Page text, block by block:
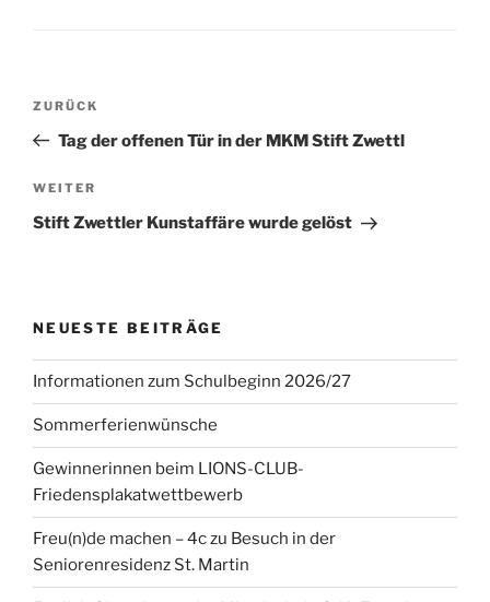
Beitragsnavigation
Vorheriger
Beitrag
ZURÜCK
Tag der offenen Tür in der MKM Stift Zwettl
Nächster
Beitrag
WEITER
Stift Zwettler Kunstaffäre wurde gelöst
NEUESTE BEITRÄGE
Informationen zum Schulbeginn 2026/27
Sommerferienwünsche
Gewinnerinnen beim LIONS-CLUB-
Friedensplakatwettbewerb
Freu(n)de machen – 4c zu Besuch in der
Seniorenresidenz St. Martin